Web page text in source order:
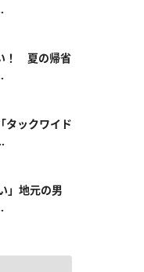
！ 夏の帰省
ックワイド
」地元の男